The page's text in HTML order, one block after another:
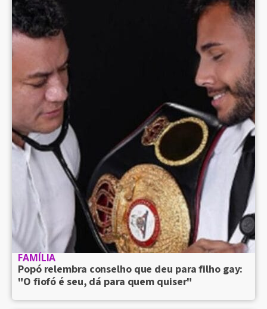
FAMÍLIA
Popó relembra conselho que deu para filho gay:
"O fiofó é seu, dá para quem quiser"